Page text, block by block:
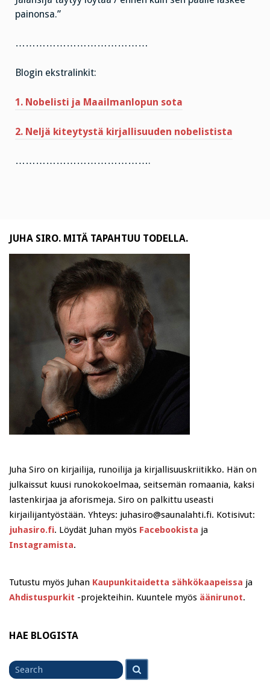
painonsa.”
…………………………………
Blogin ekstralinkit:
1. Nobelisti ja Maailmanlopun sota
2. Neljä kiteytystä kirjallisuuden nobelistista
………………………………….
JUHA SIRO. MITÄ TAPAHTUU TODELLA.
Juha Siro on kirjailija, runoilija ja kirjallisuuskriitikko. Hän on
julkaissut kuusi runokokoelmaa, seitsemän romaania, kaksi
lastenkirjaa ja aforismeja. Siro on palkittu useasti
kirjailijantyöstään. Yhteys: juhasiro@saunalahti.fi. Kotisivut:
juhasiro.fi. Löydät Juhan myös Facebookista ja
Instagramista.
Tutustu myös Juhan Kaupunkitaidetta sähkökaapeissa ja
Ahdistuspurkit -projekteihin. Kuuntele myös äänirunot.
HAE BLOGISTA
for